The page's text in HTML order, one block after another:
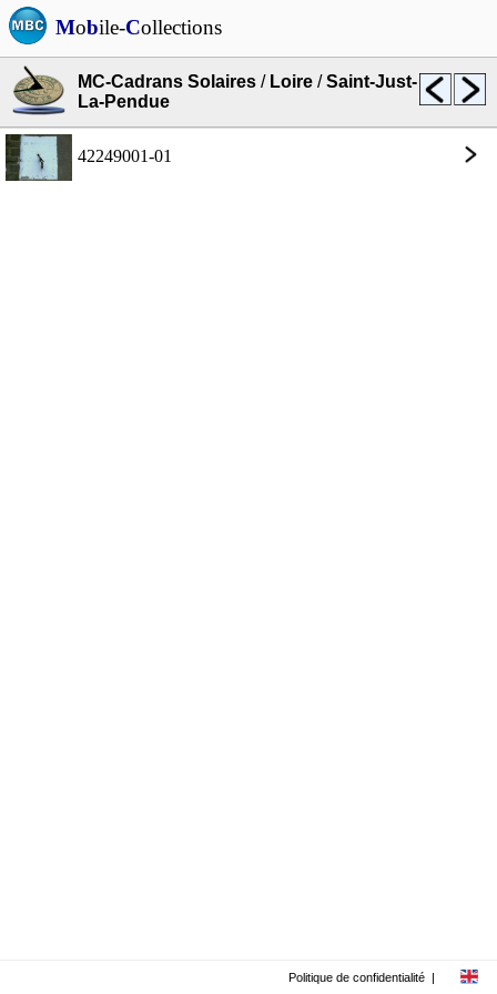
Mobile-Collections
MC-Cadrans Solaires / Loire /Saint-Just-
La-Pendue
42249001-01
Politique de confidentialité |